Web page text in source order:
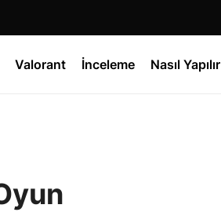
Valorant İnceleme Nasıl Yapılır